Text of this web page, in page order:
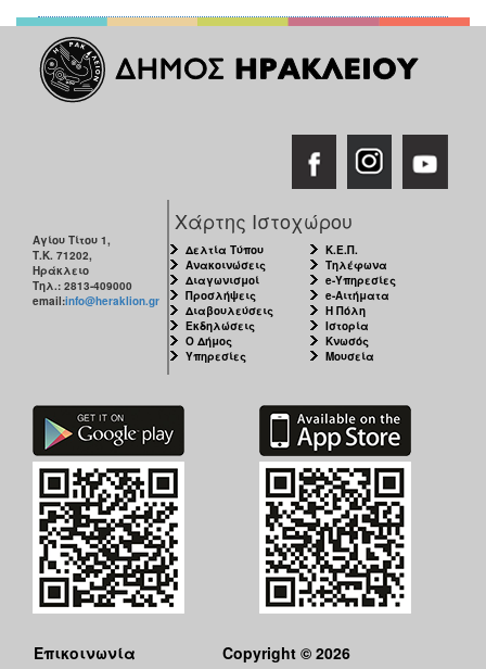
ΑΝΘΕΚΤΙΚΗ
ΠΟΛΗ
Αγίου Τίτου 1,
Τ.Κ. 71202,
Ηράκλειο
Τηλ.: 2813-409000
email:info@heraklion.gr
Χάρτης Ιστοχώρου
Δελτία Τύπου
Ανακοινώσεις
Διαγωνισμοί
Προσλήψεις
Διαβουλεύσεις
Εκδηλώσεις
Ο Δήμος
Υπηρεσίες
Κ.Ε.Π.
Τηλέφωνα
e-Υπηρεσίες
e-Αιτήματα
Η Πόλη
Ιστορία
Κνωσός
Μουσεία
Επικοινωνία
Copyright © 2026